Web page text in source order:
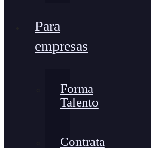
Para
empresas
Forma
Talento
Contrata